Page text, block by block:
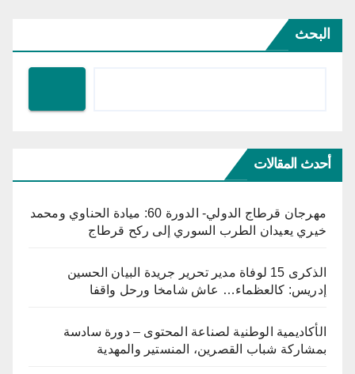
البحث
أحدث المقالات
مهرجان قرطاج الدولي- الدورة 60: ميادة الحناوي ومحمد
خيري يعيدان الطرب السوري إلى ركح قرطاج
الذكرى 15 لوفاة مدير تحرير جريدة البيان الحسين
إدريس: كالعظماء… عاش شامخا ورحل واقفا
الأكاديمية الوطنية لصناعة المحتوى – دورة سادسة
بمشاركة شباب القصرين، المنستير والمهدية